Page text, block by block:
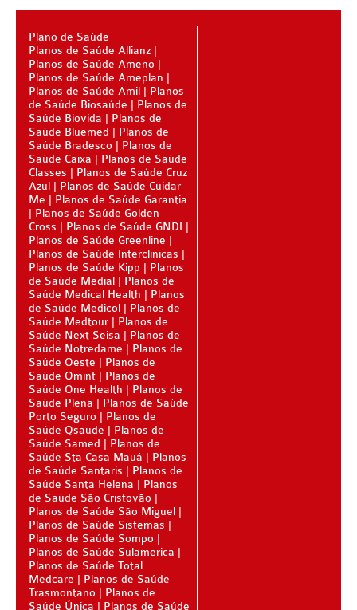
UNIHOSP PLANO DE SAÚDE ADESÃO
UNIMED CENTRAL PLANO DE SAÚDE ADESÃO
UNIMED GUARULHOS PLANO DE SAÚDE ADESÃO
ESTADO
ACRE - PLANO DE SAÚDE
ALAGOAS - PLANO DE SAÚDE
AMAPÁ - PLANO DE SAÚDE
AMAZONAS - PLANO DE SAÚDE
BAHIA - PLANO DE SAÚDE
CEARÁ - PLANO DE SAÚDE
DISTRITO FEDERAL - PLANO DE SAÚDE
ESPÍRITO SANTO - PLANO DE SAÚDE
GOIÁS - PLANO DE SAÚDE
MARANHÃO - PLANO DE SAÚDE
MATO GROSSO - PLANO DE SAÚDE
MATO GROSSO DO SUL - PLANO DE SAÚDE
MINAS GERAIS - PLANO DE SAÚDE
PARÁ - PLANO DE SAÚDE
PARAÍBA - PLANO DE SAÚDE
PARANÁ - PLANO DE SAÚDE
Plano de Saúde
Planos de Saúde Allianz
Planos de Saúde Ameno
Planos de Saúde Ameplan
Planos de Saúde Amil
Planos
de Saúde Biosaúde
Planos de
Saúde Biovida
Planos de
Saúde Bluemed
Planos de
Saúde Bradesco
Planos de
Saúde Caixa
Planos de Saúde
Classes
Planos de Saúde Cruz
Azul
Planos de Saúde Cuidar
Me
Planos de Saúde Garantia
Planos de Saúde Golden
Cross
Planos de Saúde GNDI
Planos de Saúde Greenline
Planos de Saúde Interclinicas
Planos de Saúde Kipp
Planos
de Saúde Medial
Planos de
Saúde Medical Health
Planos
de Saúde Medicol
Planos de
Saúde Medtour
Planos de
Saúde Next Seisa
Planos de
Saúde Notredame
Planos de
Saúde Oeste
Planos de
Saúde Omint
Planos de
Saúde One Health
Planos de
Saúde Plena
Planos de Saúde
Porto Seguro
Planos de
Saúde Qsaude
Planos de
Saúde Samed
Planos de
Saúde Sta Casa Mauá
Planos
de Saúde Santaris
Planos de
Saúde Santa Helena
Planos
de Saúde São Cristovão
Planos de Saúde São Miguel
Planos de Saúde Sistemas
Planos de Saúde Sompo
Planos de Saúde Sulamerica
Planos de Saúde Total
Medcare
Planos de Saúde
Trasmontano
Planos de
Saúde Única
Planos de Saúde